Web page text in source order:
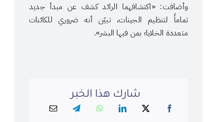
وأضافت: «اكتشافهما الرائد كشف عن مبدأ جديد
تماماً لتنظيم الجينات، تبيّن أنه ضروري للكائنات
متعددة الخلايا؛ بمن فيها البشر».
شارك هذا الخبر